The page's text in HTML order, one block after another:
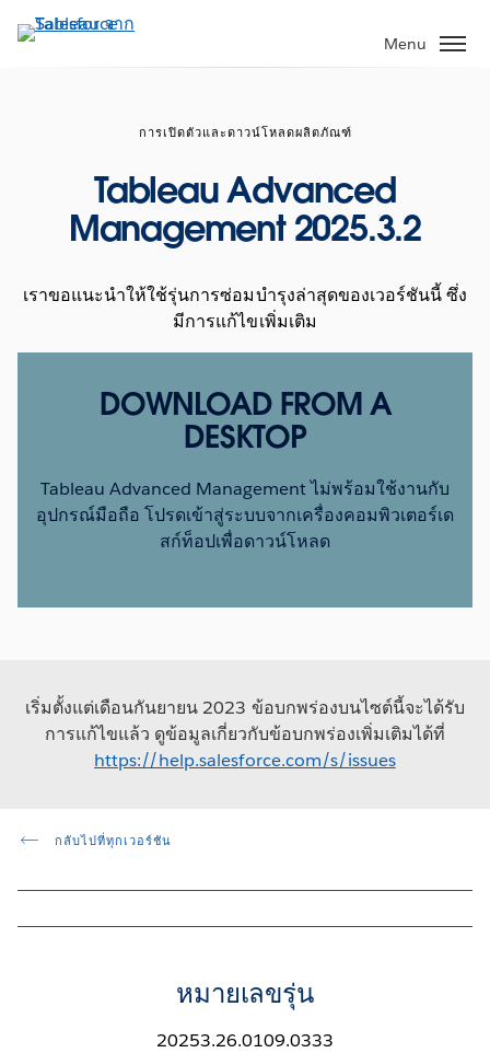
ไป
Menu
การเปิดตัวและดาวน์โหลดผลิตภัณฑ์
Tableau Advanced
Management 2025.3.2
เราขอแนะนำให้ใช้รุ่นการซ่อมบำรุงล่าสุดของเวอร์ชันนี้ ซึ่ง
มีการแก้ไขเพิ่มเติม
DOWNLOAD FROM A
DESKTOP
Tableau Advanced Management ไม่พร้อมใช้งานกับ
อุปกรณ์มือถือ โปรดเข้าสู่ระบบจากเครื่องคอมพิวเตอร์เด
สก์ท็อปเพื่อดาวน์โหลด
เริ่มตั้งแต่เดือนกันยายน 2023 ข้อบกพร่องบนไซต์นี้จะได้รับ
การแก้ไขแล้ว ดูข้อมูลเกี่ยวกับข้อบกพร่องเพิ่มเติมได้ที่
https://help.salesforce.com/s/issues
กลับไปที่ทุกเวอร์ชัน
หมายเลขรุ่น
20253.26.0109.0333